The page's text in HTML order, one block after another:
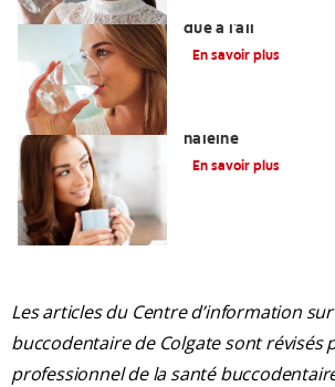
due à l'ail
En savoir plus
haleine
En savoir plus
Les articles du Centre d’information
buccodentaire de Colgate sont révisés
professionnel de la santé